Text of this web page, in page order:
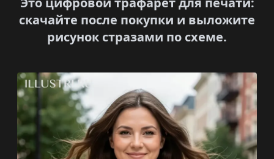
скачайте после покупки и выложите
рисунок стразами по схеме.